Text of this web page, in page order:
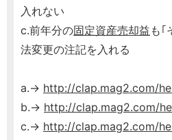
入れない
c.前年分の固定資産売却益 も｢
法変更の注記を入れる
a.→ http://clap.mag2.com/
b.→ http://clap.mag2.com/
c.→ http://clap.mag2.com/